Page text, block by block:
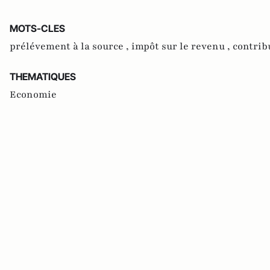
MOTS-CLES
prélévement à la source , impôt sur le revenu ,
THEMATIQUES
Economie